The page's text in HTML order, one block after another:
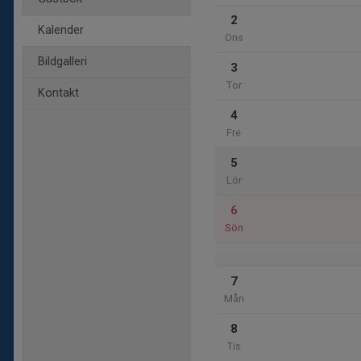
Kalender
Bildgalleri
Kontakt
2
Ons
3
Tor
4
Fre
5
Lör
6
Sön
7
Mån
8
Tis